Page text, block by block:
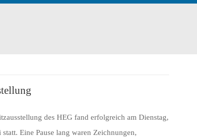
des HEG fand erfolgreich am Dienstag,
statt. Eine Pause lang waren Zeichnungen,